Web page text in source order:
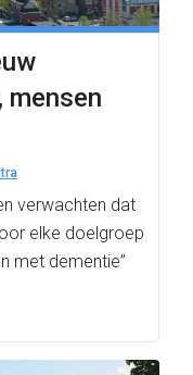
mensen
verwachten dat
elke doelgroep
met dementie”